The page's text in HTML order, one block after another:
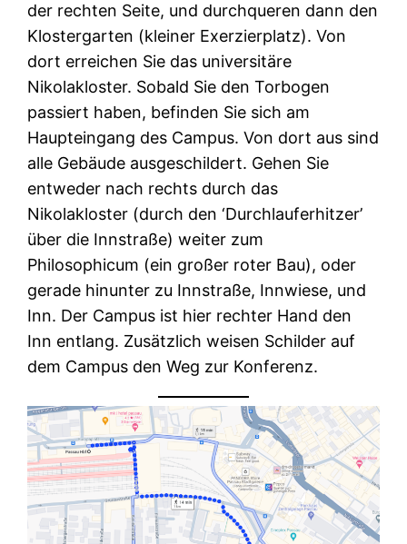
der rechten Seite, und durchqueren dann den
Klostergarten (kleiner Exerzierplatz). Von
dort erreichen Sie das universitäre
Nikolakloster. Sobald Sie den Torbogen
passiert haben, befinden Sie sich am
Haupteingang des Campus. Von dort aus sind
alle Gebäude ausgeschildert. Gehen Sie
entweder nach rechts durch das
Nikolakloster (durch den ‘Durchlauferhitzer’
über die Innstraße) weiter zum
Philosophicum (ein großer roter Bau), oder
gerade hinunter zu Innstraße, Innwiese, und
Inn. Der Campus ist hier rechter Hand den
Inn entlang. Zusätzlich weisen Schilder auf
dem Campus den Weg zur Konferenz.